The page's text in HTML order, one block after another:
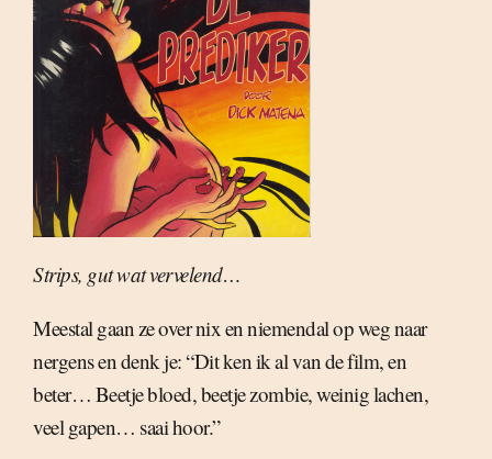
Strips, gut wat vervelend…
Meestal gaan ze over nix en niemendal op weg naar
nergens en denk je: “Dit ken ik al van de film, en
beter… Beetje bloed, beetje zombie, weinig lachen,
veel gapen… saai hoor.”